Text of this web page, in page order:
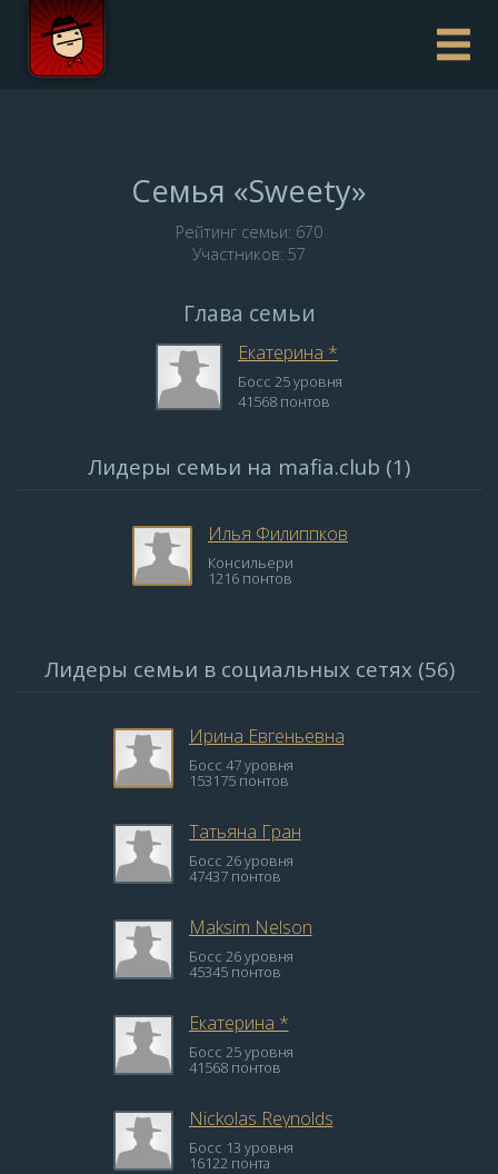
Семья «Sweety»
Рейтинг семьи: 670
Участников: 57
Глава семьи
Екатерина *
Босс 25 уровня
41568 понтов
Лидеры семьи на mafia.club (1)
Илья Филиппков
Консильери
1216 понтов
Лидеры семьи в социальных сетях (56)
Ирина Евгеньевна
Босс 47 уровня
153175 понтов
Татьяна Гран
Босс 26 уровня
47437 понтов
Maksim Nelson
Босс 26 уровня
45345 понтов
Екатерина *
Босс 25 уровня
41568 понтов
Nickolas Reynolds
Босс 13 уровня
16122 понта